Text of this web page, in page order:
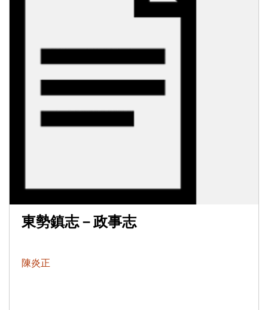
東勢鎮志－政事志
陳炎正